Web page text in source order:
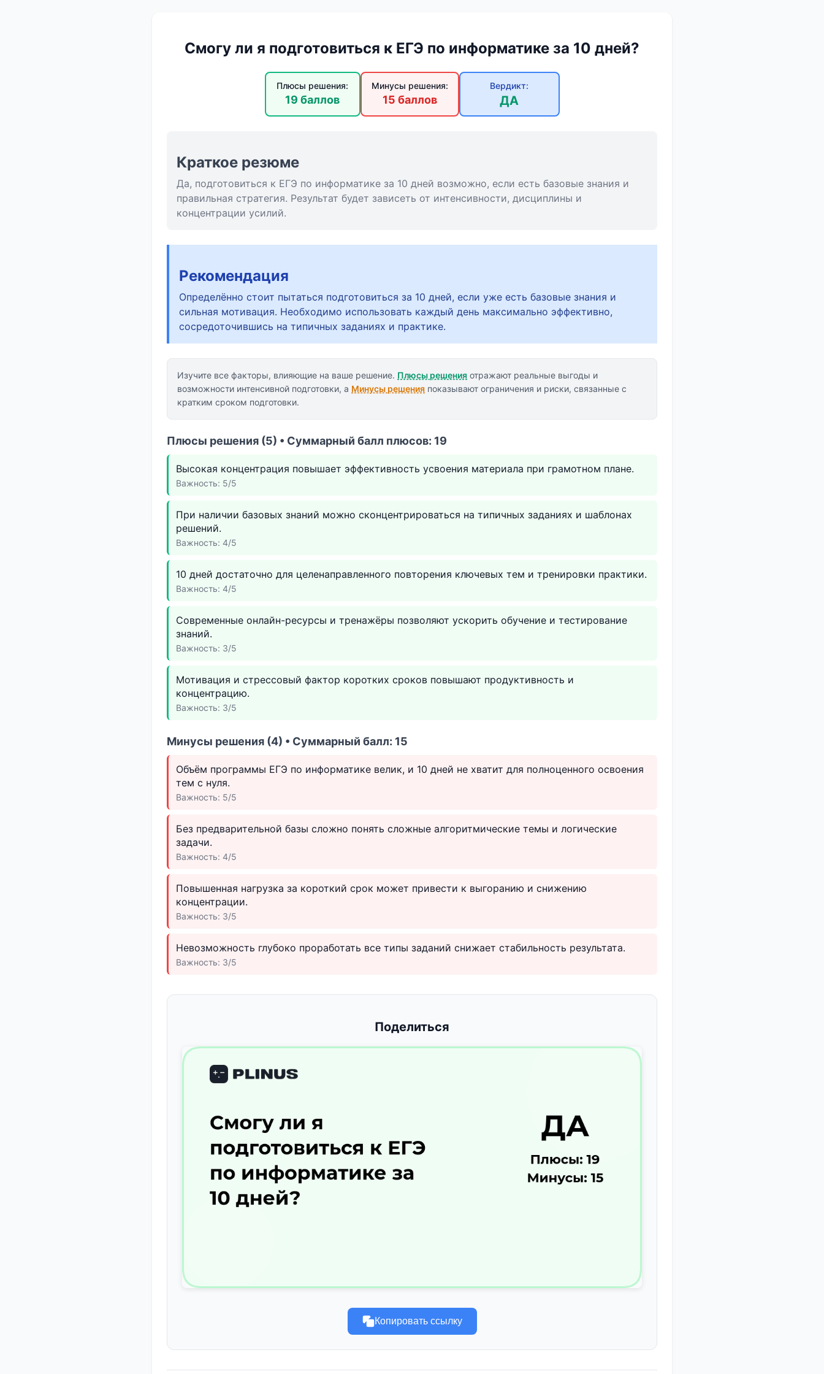
Смогу ли я подготовиться к ЕГЭ по информатике за 10 дней?
Плюсы решения:
19 баллов
Минусы решения:
15 баллов
Вердикт:
ДА
Краткое резюме
Да, подготовиться к ЕГЭ по информатике за 10 дней возможно, если есть базовые знания и
правильная стратегия. Результат будет зависеть от интенсивности, дисциплины и
концентрации усилий.
Рекомендация
Определённо стоит пытаться подготовиться за 10 дней, если уже есть базовые знания и
сильная мотивация. Необходимо использовать каждый день максимально эффективно,
сосредоточившись на типичных заданиях и практике.
Изучите все факторы, влияющие на ваше решение. Плюсы решения отражают реальные выгоды и
возможности интенсивной подготовки, а Минусы решения показывают ограничения и риски, связанные с
кратким сроком подготовки.
Плюсы решения (5) • Суммарный балл плюсов: 19
Высокая концентрация повышает эффективность усвоения материала при грамотном плане.
Важность: 5/5
При наличии базовых знаний можно сконцентрироваться на типичных заданиях и шаблонах
решений.
Важность: 4/5
10 дней достаточно для целенаправленного повторения ключевых тем и тренировки практики.
Важность: 4/5
Современные онлайн-ресурсы и тренажёры позволяют ускорить обучение и тестирование
знаний.
Важность: 3/5
Мотивация и стрессовый фактор коротких сроков повышают продуктивность и
концентрацию.
Важность: 3/5
Минусы решения (4) • Суммарный балл: 15
Объём программы ЕГЭ по информатике велик, и 10 дней не хватит для полноценного освоения
тем с нуля.
Важность: 5/5
Без предварительной базы сложно понять сложные алгоритмические темы и логические
задачи.
Важность: 4/5
Повышенная нагрузка за короткий срок может привести к выгоранию и снижению
концентрации.
Важность: 3/5
Невозможность глубоко проработать все типы заданий снижает стабильность результата.
Важность: 3/5
Поделиться
Копировать ссылку